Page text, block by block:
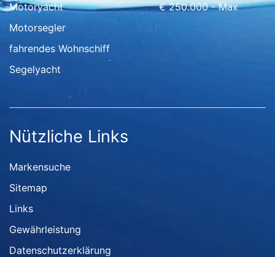
Motoryacht
Motorsegler
fahrendes Wohnschiff
Segelyacht
€ 250.000 - Max
Nützliche Links
Markensuche
Sitemap
Links
Gewährleistung
Datenschutzerklärung